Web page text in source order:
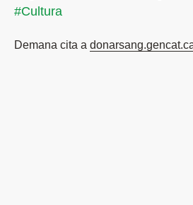
#Cultura
Demana cita a